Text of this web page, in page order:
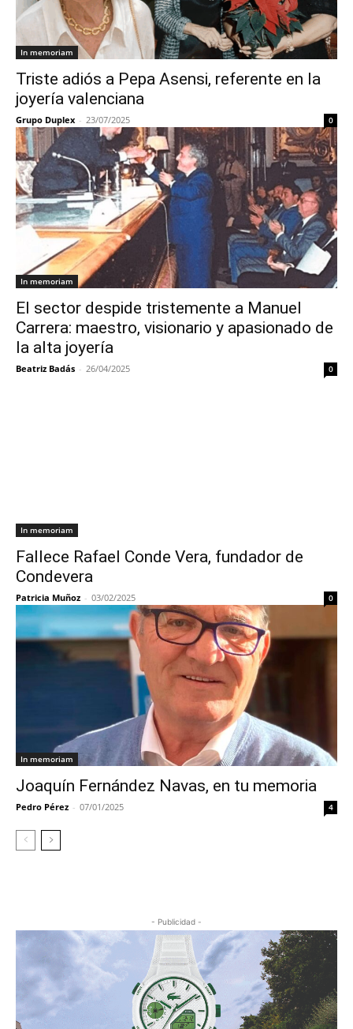
In memoriam
Triste adiós a Pepa Asensi, referente en la
joyería valenciana
Grupo Duplex - 23/07/2025 0
In memoriam
El sector despide tristemente a Manuel
Carrera: maestro, visionario y apasionado de
la alta joyería
Beatriz Badás - 26/04/2025 0
In memoriam
Fallece Rafael Conde Vera, fundador de
Condevera
Patricia Muñoz - 03/02/2025 0
In memoriam
Joaquín Fernández Navas, en tu memoria
Pedro Pérez - 07/01/2025 4
- Publicidad -